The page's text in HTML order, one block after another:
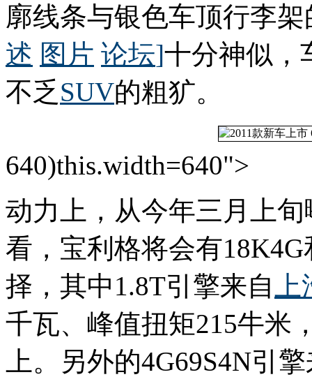
廓线条与银色车顶行李
述 图片 论坛]十分神似，
不乏 SUV的粗犷。
640)this.width=640">
动力上，从今年三月上
看，宝利格将会有
择，其中1.8T引擎来自
千瓦、峰值扭矩215牛米
上。另外的4G69S4N引